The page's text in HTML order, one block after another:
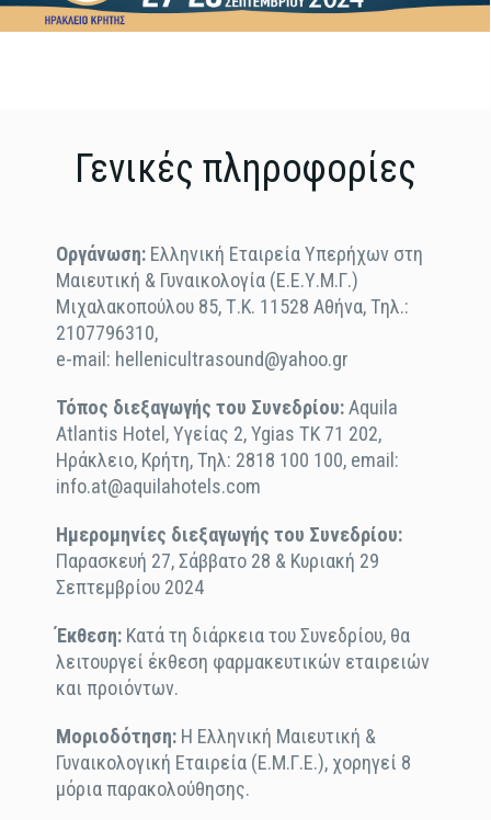
Γενικές πληροφορίες
Οργάνωση: Ελληνική Εταιρεία Υπερήχων στη
Μαιευτική & Γυναικολογία (Ε.Ε.Υ.Μ.Γ.)
Μιχαλακοπούλου 85, Τ.Κ. 11528 Αθήνα, Τηλ.:
2107796310,
e-mail: hellenicultrasound@yahoo.gr
Τόπος διεξαγωγής του Συνεδρίου:Aquila
Atlantis Hotel, Υγείας 2, Ygias ΤΚ 71 202,
Ηράκλειο, Κρήτη, Τηλ: 2818 100 100, email:
info.at@aquilahotels.com
Ημερομηνίες διεξαγωγής του Συνεδρίου:
Παρασκευή 27, Σάββατο 28 & Κυριακή 29
Σεπτεμβρίου 2024
Έκθεση: Κατά τη διάρκεια του Συνεδρίου, θα
λειτουργεί έκθεση φαρμακευτικών εταιρειών
και προιόντων.
Μοριοδότηση: Η Ελληνική Μαιευτική &
Γυναικολογική Εταιρεία (Ε.Μ.Γ.Ε.), χορηγεί 8
μόρια παρακολούθησης.